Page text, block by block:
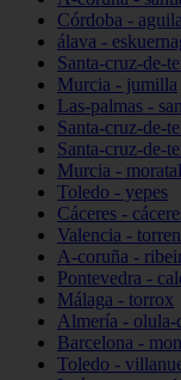
Córdoba -
álava -
Santa-cruz-de-
Murcia - jumilla
Las-palmas -
Santa-cruz-de-
Santa-cruz-de-
Murcia -
Toledo - yepes
Cáceres -
Valencia -
A-coruña -
Pontevedra -
Málaga - torrox
Almería - olula-
Barcelona -
Toledo -